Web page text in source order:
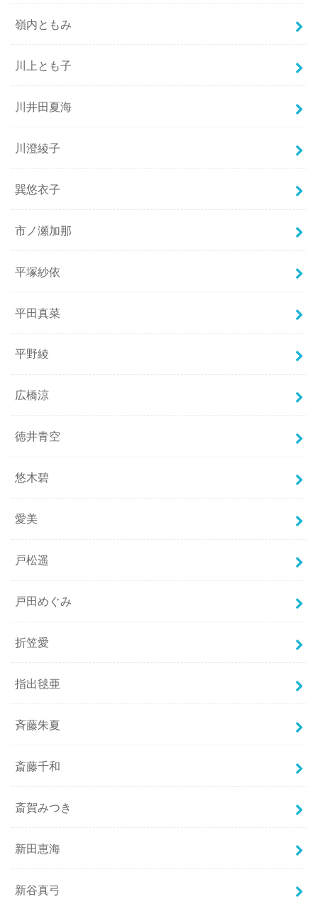
嶺内ともみ
川上とも子
川井田夏海
川澄綾子
巽悠衣子
市ノ瀬加那
平塚紗依
平田真菜
平野綾
広橋涼
徳井青空
悠木碧
愛美
戸松遥
戸田めぐみ
折笠愛
指出毬亜
斉藤朱夏
斎藤千和
斎賀みつき
新田恵海
新谷真弓